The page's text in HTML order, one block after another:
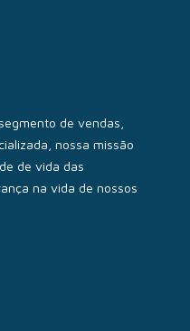
de vendas,
nossa missão
de vida das
na vida de nossos